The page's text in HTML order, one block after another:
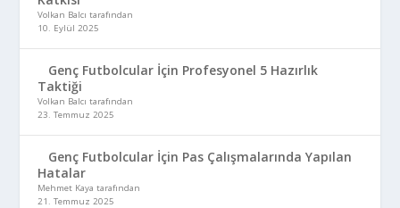
Volkan Balcı tarafından
10. Eylül 2025
Genç Futbolcular İçin Profesyonel 5 Hazırlık
Taktiği
Volkan Balcı tarafından
23. Temmuz 2025
Genç Futbolcular İçin Pas Çalışmalarında Yapılan
Hatalar
Mehmet Kaya tarafından
21. Temmuz 2025